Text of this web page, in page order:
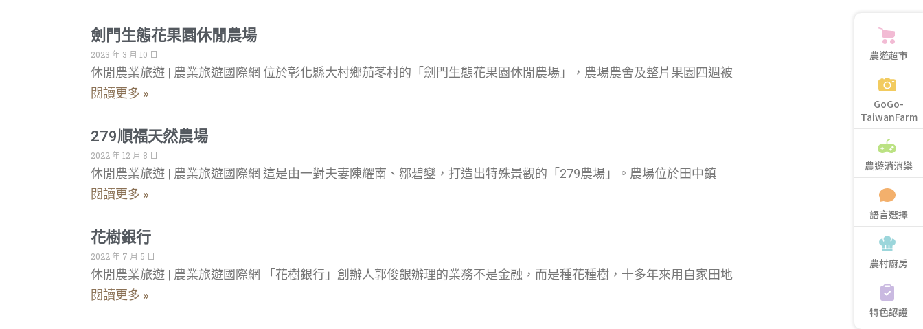
劍門生態花果園休閒農場
2023 年 3 月 10 日
休閒農業旅遊 | 農業旅遊國際網 位於彰化縣大村鄉茄苳村的「劍門生態花果園休閒農場」，農場農舍及整片果園四週被
閱讀更多 »
279順福天然農場
2022 年 12 月 8 日
休閒農業旅遊 | 農業旅遊國際網 這是由一對夫妻陳耀南、鄒碧鑾，打造出特殊景觀的「279農場」。農場位於田中鎮
閱讀更多 »
花樹銀行
2022 年 7 月 5 日
休閒農業旅遊 | 農業旅遊國際網 「花樹銀行」創辦人郭俊銀辦理的業務不是金融，而是種花種樹，十多年來用自家田地
閱讀更多 »
農遊超市
GoGo-
TaiwanFarm
農遊消消樂
語言選擇
農村廚房
特色認證